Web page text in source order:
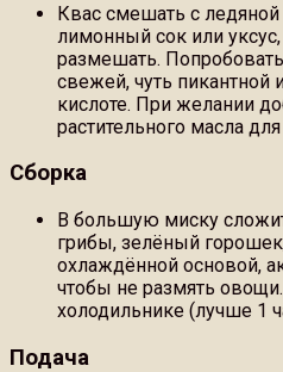
Квас смешать с
лимонный сок или
размешать.
свежей, чуть пикантной
кислоте. При желании
растительного масла
Сборка
В большую миску
грибы, зелёный
охлаждённой основой,
чтобы не размять
холодильнике (лучше 1
Подача